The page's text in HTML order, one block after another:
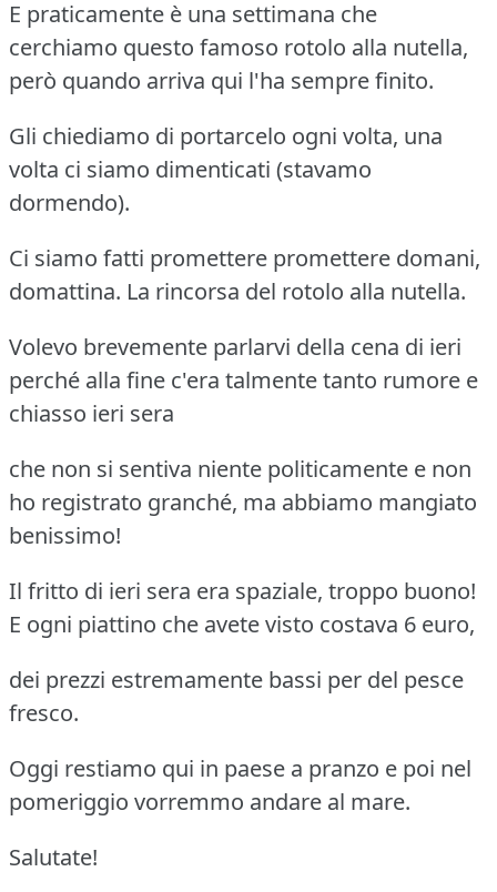
E praticamente è una settimana che
cerchiamo questo famoso rotolo alla nutella,
però quando arriva qui l'ha sempre finito.
Gli chiediamo di portarcelo ogni volta, una
volta ci siamo dimenticati (stavamo
dormendo).
Ci siamo fatti promettere promettere domani,
domattina. La rincorsa del rotolo alla nutella.
Volevo brevemente parlarvi della cena di ieri
perché alla fine c'era talmente tanto rumore e
chiasso ieri sera
che non si sentiva niente politicamente e non
ho registrato granché, ma abbiamo mangiato
benissimo!
Il fritto di ieri sera era spaziale, troppo buono!
E ogni piattino che avete visto costava 6 euro,
dei prezzi estremamente bassi per del pesce
fresco.
Oggi restiamo qui in paese a pranzo e poi nel
pomeriggio vorremmo andare al mare.
Salutate!